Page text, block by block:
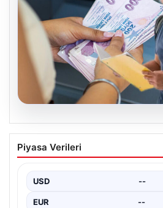
Bartın
Büyük Burs Fırsatı: Her
2026 Yükseköğretim Kurumları
dönüştürmek için yeni imkanlar…
Piyasa Verileri
USD --
EUR --